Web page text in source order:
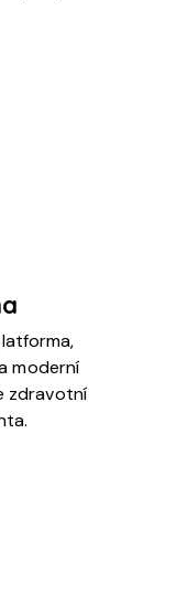
moderní
zdravotní